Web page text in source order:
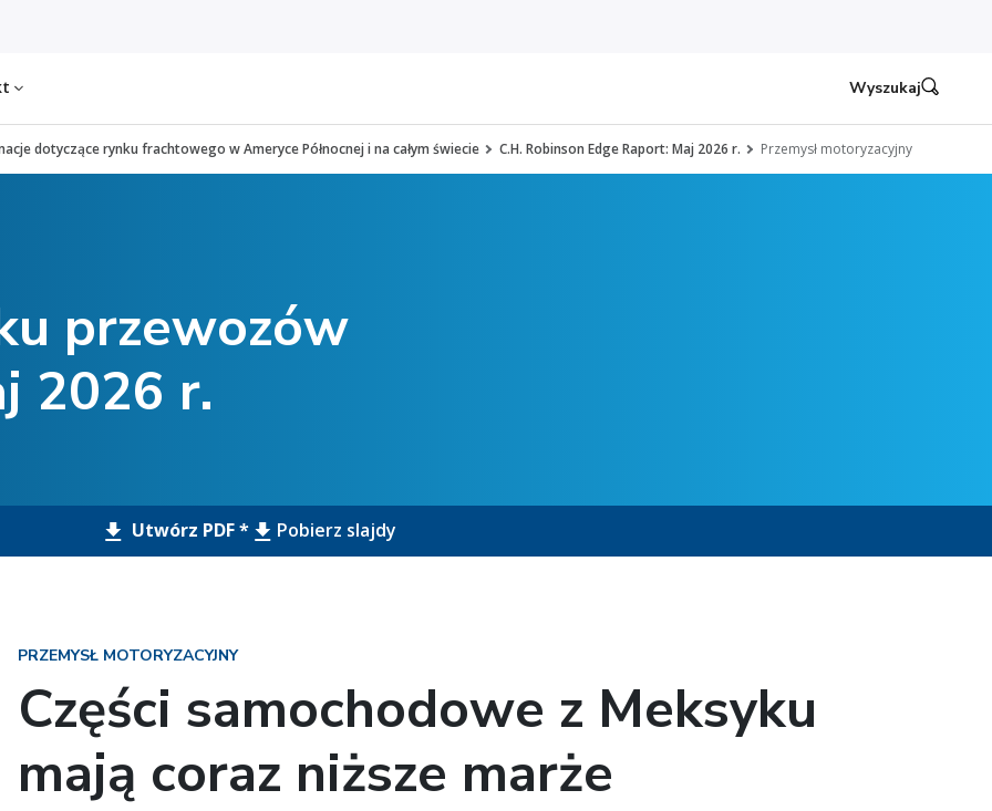
Wyszukaj
dotyczące rynku frachtowego w Ameryce Północnej i na całym świecie C.H. Robinson Edge Raport: Maj 2026 r. Przemysł motoryzacyjny
przewozów
2026 r.
Utwórz PDF * Pobierz slajdy
PRZEMYSŁ MOTORYZACYJNY
Części samochodowe z Meksyku
mają coraz niższe marże